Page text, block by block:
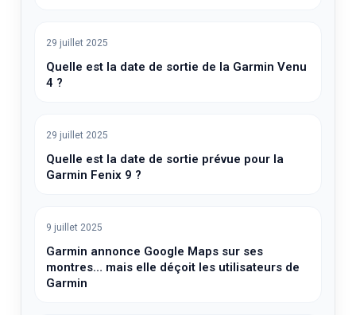
29 juillet 2025
Quelle est la date de sortie de la Garmin Venu
4 ?
29 juillet 2025
Quelle est la date de sortie prévue pour la
Garmin Fenix 9 ?
9 juillet 2025
Garmin annonce Google Maps sur ses
montres… mais elle déçoit les utilisateurs de
Garmin